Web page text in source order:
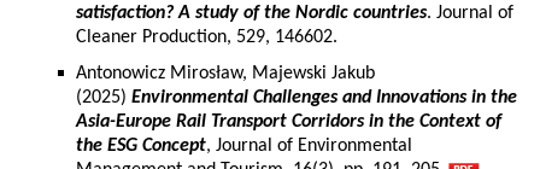
satisfaction? A study of the Nordic countries. Journal of
Cleaner Production, 529, 146602.
Antonowicz Mirosław, Majewski Jakub
(2025) Environmental Challenges and Innovations in the
Asia-Europe Rail Transport Corridors in the Context of
the ESG Concept, Journal of Environmental